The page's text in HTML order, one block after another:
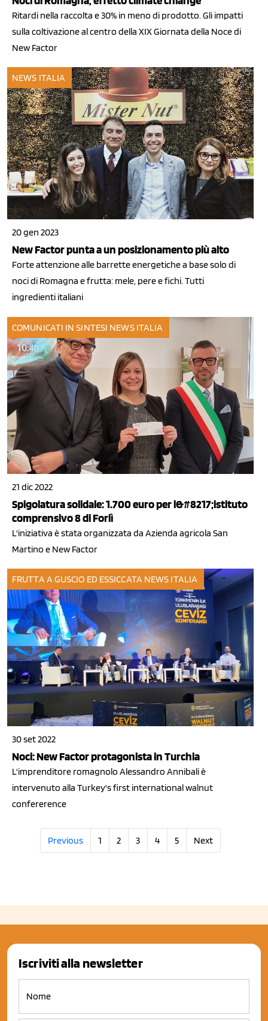
Ritardi nella raccolta e 30% in meno di prodotto. Gli impatti
sulla coltivazione al centro della XIX Giornata della Noce di
New Factor
NEWS ITALIA
20 gen 2023
New Factor punta a un posizionamento più alto
Forte attenzione alle barrette energetiche a base solo di
noci di Romagna e frutta: mele, pere e fichi. Tutti
ingredienti italiani
COMUNICATI IN SINTESI NEWS ITALIA
21 dic 2022
Spigolatura solidale: 1.700 euro per l&#8217;istituto
comprensivo 8 di Forlì
L'iniziativa è stata organizzata da Azienda agricola San
Martino e New Factor
FRUTTA A GUSCIO ED ESSICCATA NEWS ITALIA
30 set 2022
Noci: New Factor protagonista in Turchia
L'imprenditore romagnolo Alessandro Annibali è
intervenuto alla Turkey's first international walnut
confererence
Previous 1 2 3 4 5 Next
Iscriviti alla newsletter